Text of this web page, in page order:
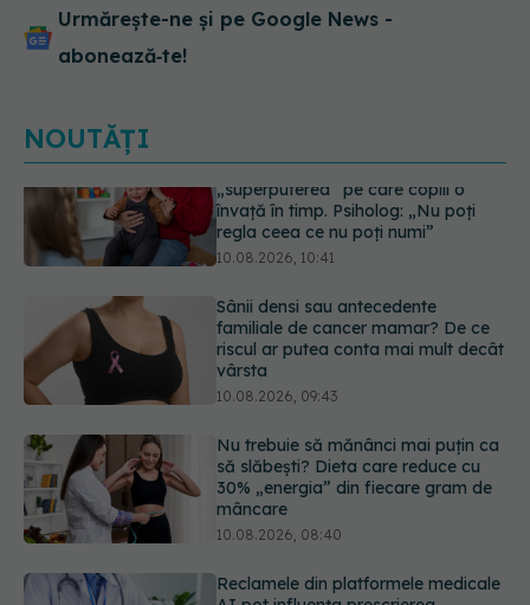
Urmărește-ne și pe Google News -
abonează‑te!
NOUTĂȚI
Sânii densi sau antecedente
familiale de cancer mamar? De ce
riscul ar putea conta mai mult decât
10.08.2026, 09:43
Nu trebuie să mănânci mai puțin ca
să slăbești? Dieta care reduce cu
30% „energia” din fiecare gram de
10.08.2026, 08:40
Reclamele din platformele medicale
AI pot influența prescrierea
medicamentelor